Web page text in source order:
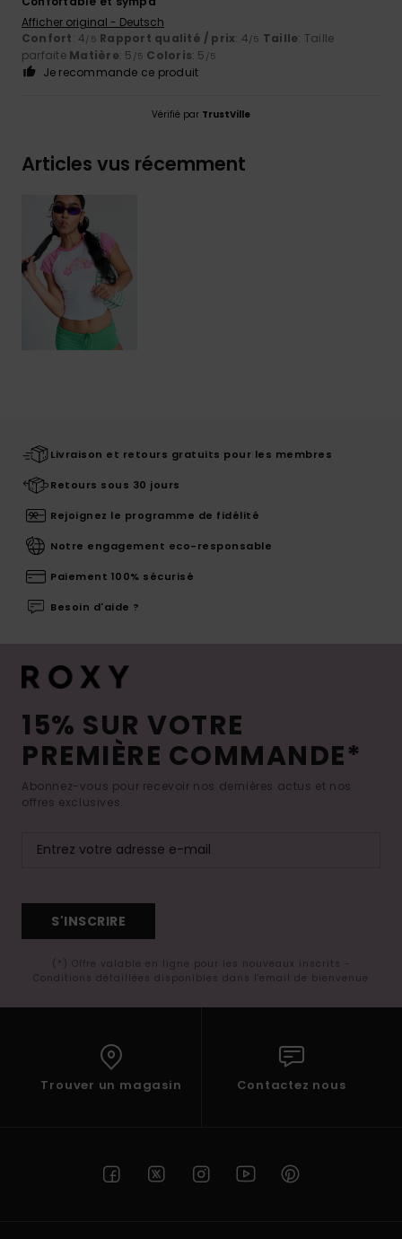
Afficher original - Deutsch
Confort: 4/5 Rapport qualité / prix: 4/5 Taille: Taille
parfaite Matière: 5 /5 Coloris: 5 /5
Je recommande ce produit
Vérifié par TrustVille
Articles vus récemment
Livraison et retours gratuits pour les membres
Retours sous 30 jours
Rejoignez le programme de fidélité
Notre engagement eco-responsable
Paiement 100% sécurisé
Besoin d'aide ?
15% SUR VOTRE
PREMIÈRE COMMANDE*
Abonnez-vous pour recevoir nos dernières actus et nos
offres exclusives.
S'INSCRIRE
(*) Offre valable en ligne pour les nouveaux inscrits -
Conditions détaillées disponibles dans l'email de bienvenue
Trouver un magasin Contactez nous